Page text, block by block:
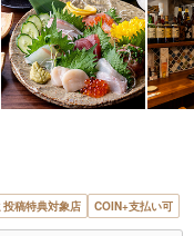
投稿特典対象店 COIN+支払い可